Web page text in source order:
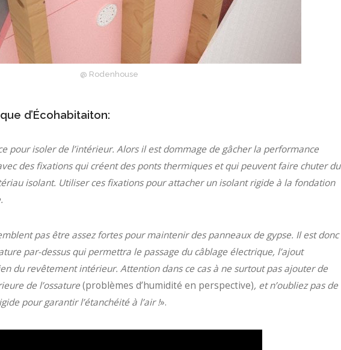
@ Rodenhouse
d’Écohabitaiton:
pour isoler de l’intérieur. Alors il est dommage de gâcher la performance
des fixations qui créent des ponts thermiques et qui peuvent faire chuter du
isolant. Utiliser ces fixations pour attacher un isolant rigide à la fondation
pas être assez fortes pour maintenir des panneaux de gypse. Il est donc
par-dessus qui permettra le passage du câblage électrique, l’ajout
du revêtement intérieur. Attention dans ce cas à ne surtout pas ajouter de
de l’ossature(problèmes d’humidité en perspective), et n’oubliez pas de
pour garantir l’étanchéité à l’air !».